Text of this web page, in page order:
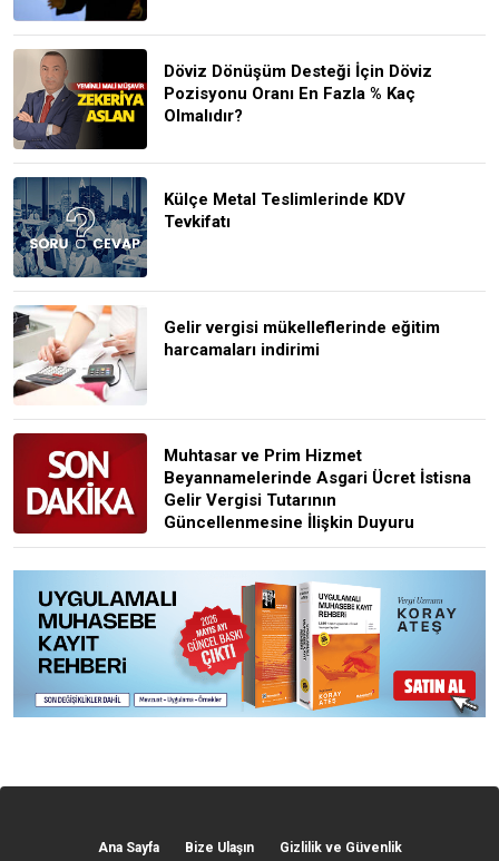
Döviz Dönüşüm Desteği İçin Döviz
Pozisyonu Oranı En Fazla % Kaç
Olmalıdır?
Külçe Metal Teslimlerinde KDV
Tevkifatı
Gelir vergisi mükelleflerinde eğitim
harcamaları indirimi
Muhtasar ve Prim Hizmet
Beyannamelerinde Asgari Ücret İstisna
Gelir Vergisi Tutarının
Güncellenmesine İlişkin Duyuru
Ana Sayfa Bize Ulaşın Gizlilik ve Güvenlik